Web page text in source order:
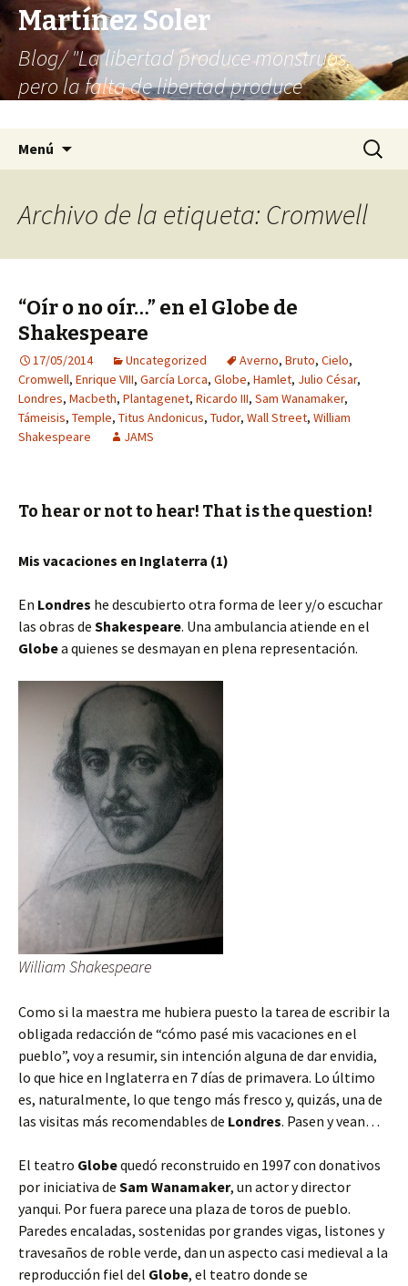
Martínez Soler
Blog/ "La libertad produce monstruos,
pero la falta de libertad produce
Menú Buscar:
Archivo de la etiqueta: Cromwell
“Oír o no oír…” en el Globe de
Shakespeare
17/05/2014 Uncategorized Averno, Bruto, Cielo,
Cromwell, Enrique VIII, García Lorca, Globe, Hamlet, Julio César,
Londres, Macbeth, Plantagenet, Ricardo III, Sam Wanamaker,
Támeisis, Temple, Titus Andonicus, Tudor, Wall Street, William
Shakespeare
JAMS
To hear or not to hear! That is the question!
Mis vacaciones en Inglaterra (1)
En Londres he descubierto otra forma de leer y/o escuchar
las obras de Shakespeare. Una ambulancia atiende en el
Globea quienes se desmayan en plena representación.
William Shakespeare
Como si la maestra me hubiera puesto la tarea de escribir la
obligada redacción de “cómo pasé mis vacaciones en el
pueblo”, voy a resumir, sin intención alguna de dar envidia,
lo que hice en Inglaterra en 7 días de primavera. Lo último
es, naturalmente, lo que tengo más fresco y, quizás, una de
las visitas más recomendables de Londres. Pasen y vean…
El teatro Globequedó reconstruido en 1997 con donativos
por iniciativa de Sam Wanamaker, un actor y director
yanqui. Por fuera parece una plaza de toros de pueblo.
Paredes encaladas, sostenidas por grandes vigas, listones y
travesaños de roble verde, dan un aspecto casi medieval a la
reproducción fiel del Globe, el teatro donde se